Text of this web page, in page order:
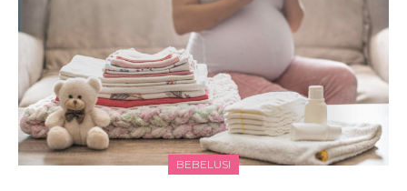
BEBELUSI